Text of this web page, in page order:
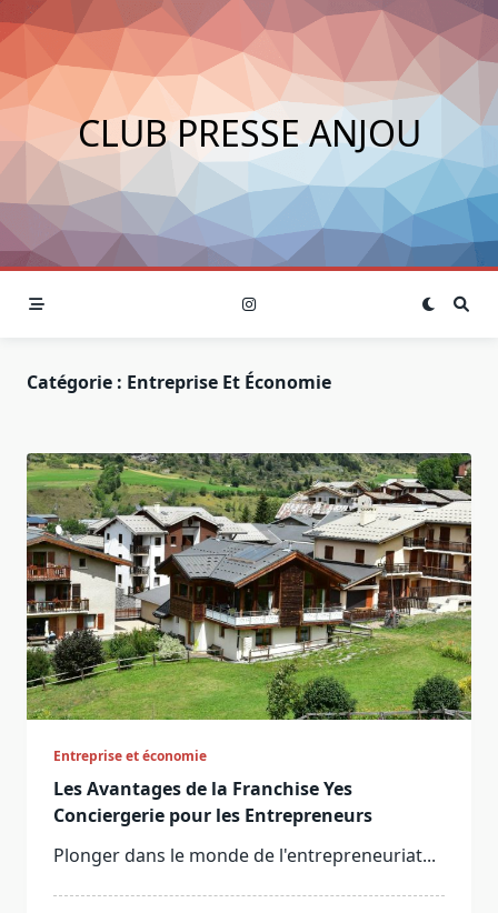
Skip
to
content
CLUB PRESSE ANJOU
Catégorie : Entreprise Et Économie
Entreprise et économie
Les Avantages de la Franchise Yes
Conciergerie pour les Entrepreneurs
Plonger dans le monde de l'entrepreneuriat...